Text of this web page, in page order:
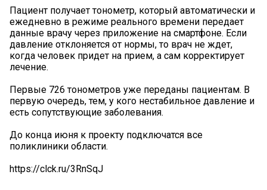
Пациент получает тонометр, который автоматически и
ежедневно в режиме реального времени передает
данные врачу через приложение на смартфоне. Если
давление отклоняется от нормы, то врач не ждет,
когда человек придет на прием, а сам корректирует
лечение.
Первые 726 тонометров уже переданы пациентам. В
первую очередь, тем, у кого нестабильное давление и
есть сопутствующие заболевания.
До конца июня к проекту подключатся все
поликлиники области.
https://clck.ru/3RnSqJ